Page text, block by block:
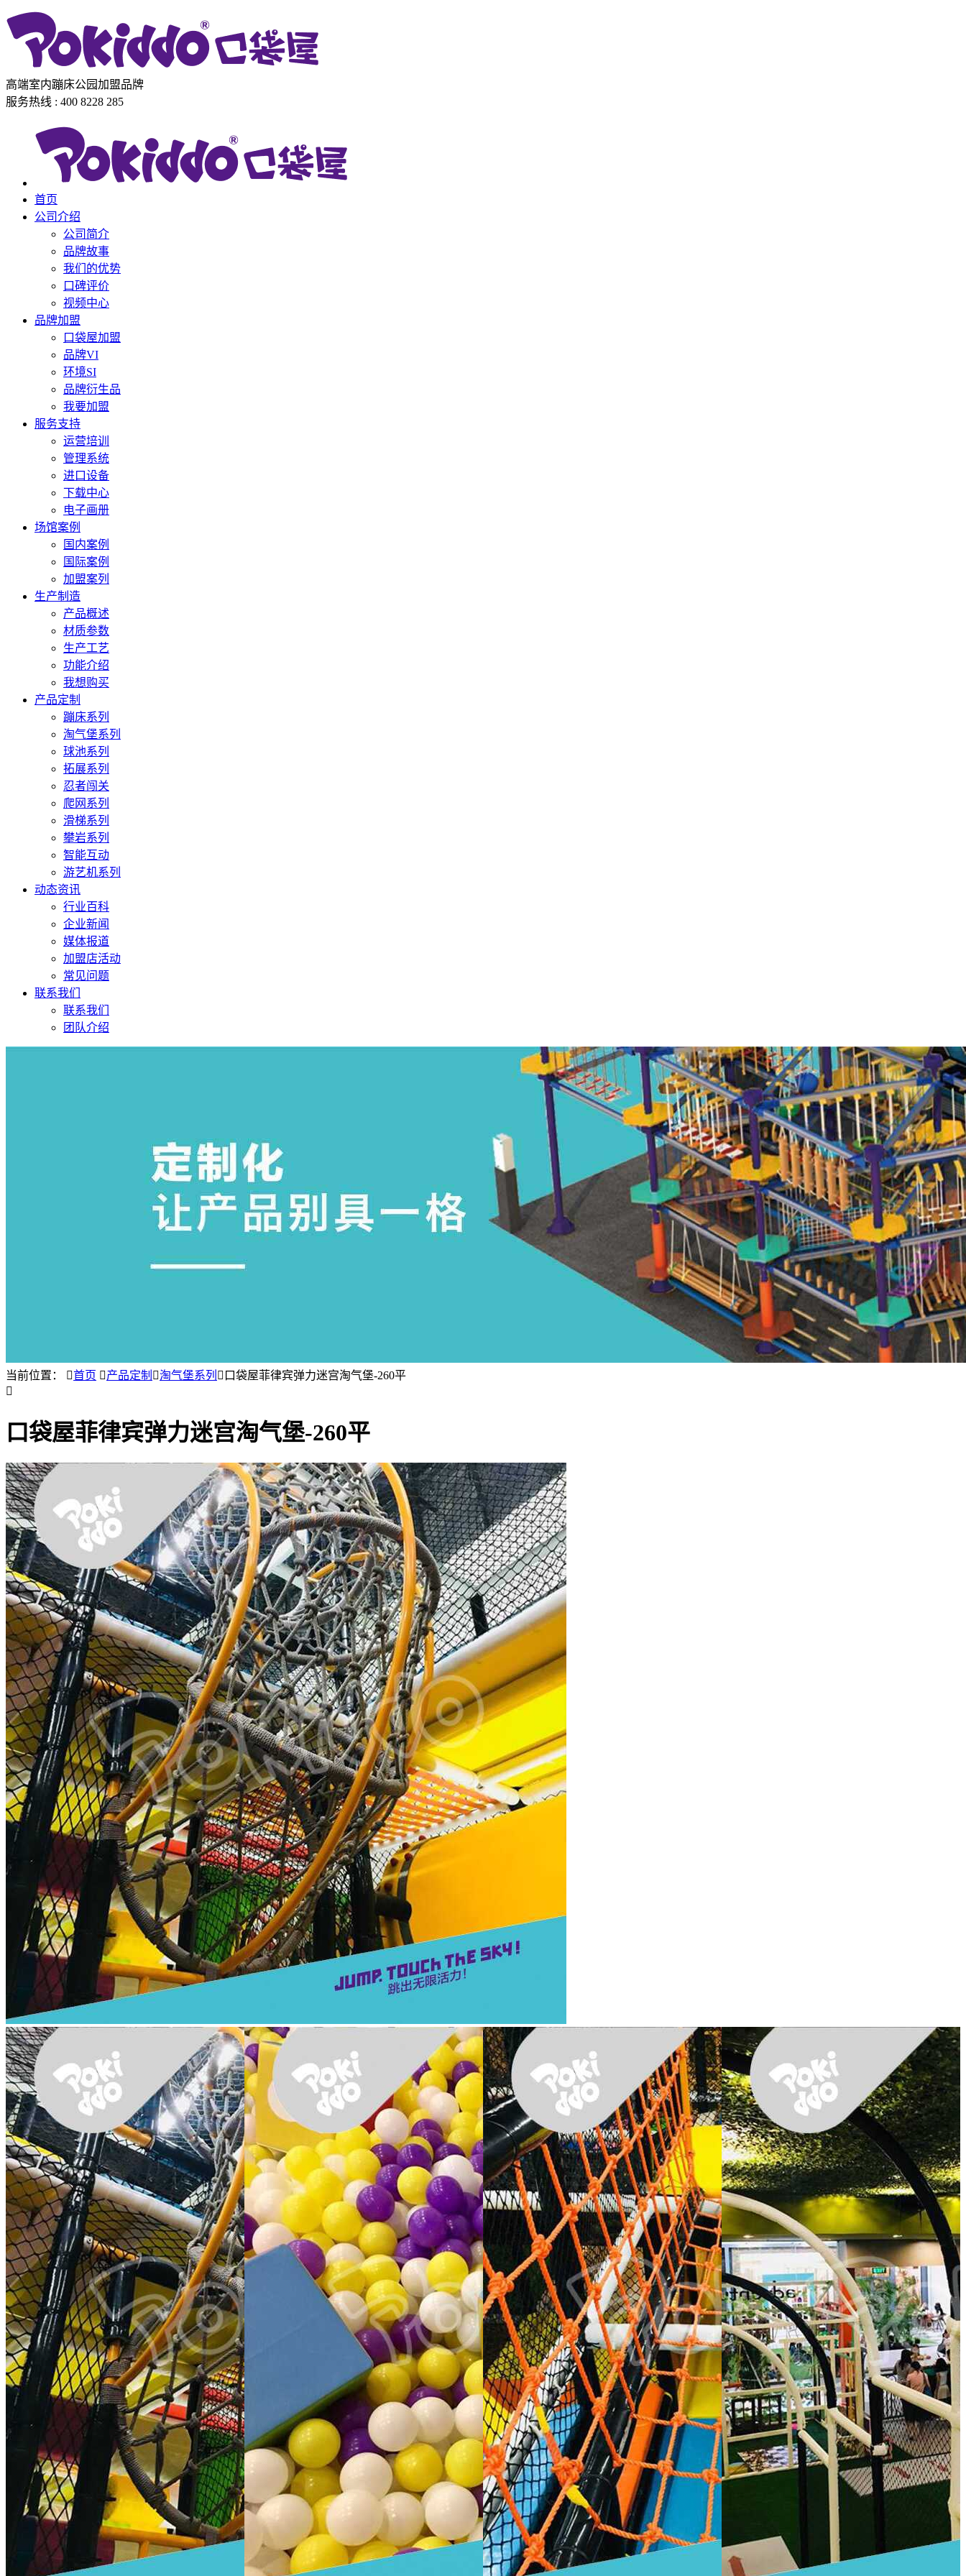
高端室内蹦床公园加盟品牌
服务热线 : 400 8228 285
首页
公司介绍
公司简介
品牌故事
我们的优势
口碑评价
视频中心
品牌加盟
口袋屋加盟
品牌VI
环境SI
品牌衍生品
我要加盟
服务支持
运营培训
管理系统
进口设备
下载中心
电子画册
场馆案例
国内案例
国际案例
加盟案列
生产制造
产品概述
材质参数
生产工艺
功能介绍
我想购买
产品定制
蹦床系列
淘气堡系列
球池系列
拓展系列
忍者闯关
爬网系列
滑梯系列
攀岩系列
智能互动
游艺机系列
动态资讯
行业百科
企业新闻
媒体报道
加盟店活动
常见问题
联系我们
联系我们
团队介绍
当前位置： 首页 产品定制 淘气堡系列  口袋屋菲律宾弹力迷宫淘气堡-260平

口袋屋菲律宾弹力迷宫淘气堡-260平